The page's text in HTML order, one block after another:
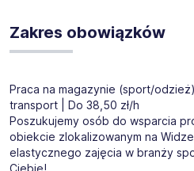
Zakres obowiązków
Praca na magazynie (sport/
transport | Do 38,50 zł/h
Poszukujemy osób do wsparcia
obiekcie zlokalizowanym na
elastycznego zajęcia w branży
Ciebie!